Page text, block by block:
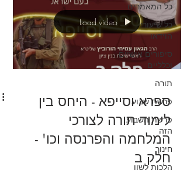
כל המאמרים
כל שיעורי
הוידאו
סיפורים אישיים
וכלליים
תורה
פרשת שבוע
פרשת השבוע
הזה
חינוך
הלכות לשון
Load video
ספרא וסייפא - היחס בין
לימוד תורה לצורכי
המלחמה והפרנסה וכו' -
חלק ב